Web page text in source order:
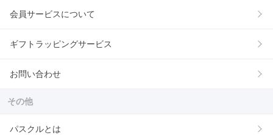
会員サービスについて
ギフトラッピングサービス
お問い合わせ
その他
パスクルとは